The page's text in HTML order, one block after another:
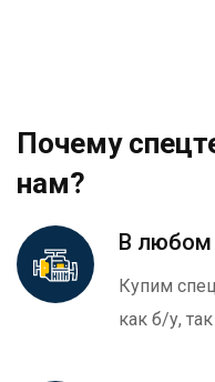
Почему
нам?
В любом
Купим
как б/у, так